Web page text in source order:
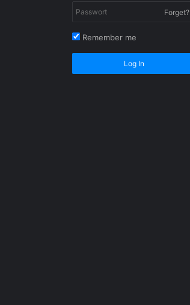
Forget?
Remember me
Log In